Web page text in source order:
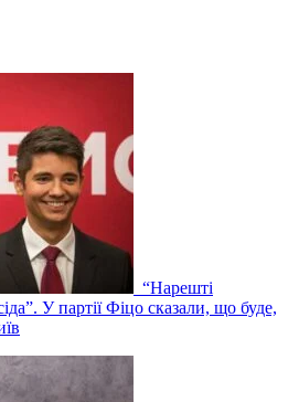
“Нарешті
У партії Фіцо сказали, що буде,